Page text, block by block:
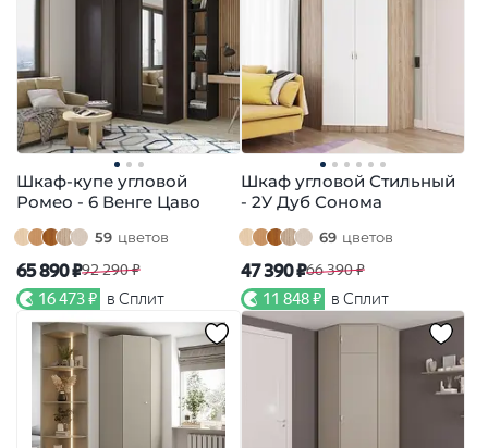
Шкаф-купе угловой
Ромео - 6 Венге Цаво
59 цветов
65 890 ₽92 290 ₽
16 473 ₽ в Сплит
Шкаф угловой Стильный
- 2У Дуб Сонома
69 цветов
47 390 ₽66 390 ₽
11 848 ₽ в Сплит